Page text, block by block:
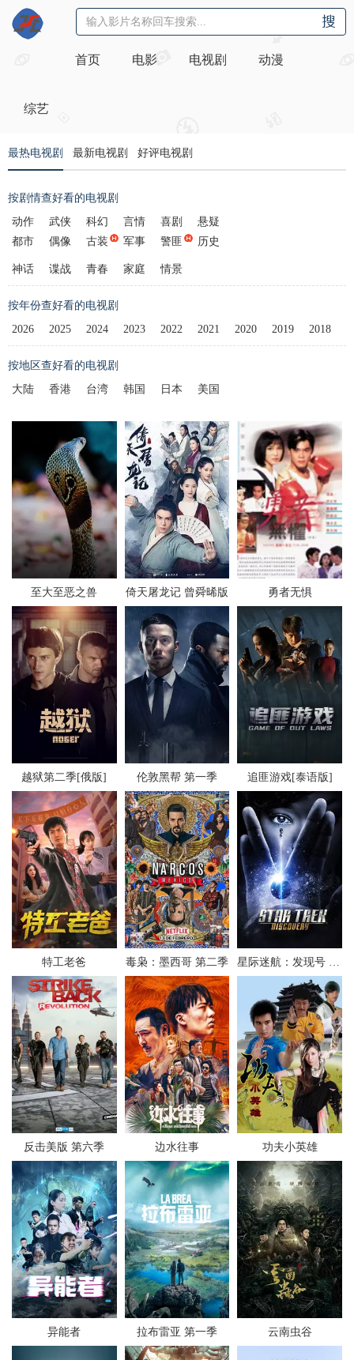
首页 电影 电视剧 动漫
综艺
最热电视剧 最新电视剧 好评电视剧
按剧情查好看的电视剧
动作
武侠 科幻 言情 喜剧
悬疑
都市
偶像 古装 军事 警匪 历史
神话 谍战 青春 家庭 情景
按年份查好看的电视剧
2026
2025 2024 2023 2022 2021 2020 2019 2018
按地区查好看的电视剧
大陆
香港 台湾 韩国 日本 美国
至大至恶之兽 倚天屠龙记 曾舜晞版 勇者无惧
越狱第二季[俄版] 伦敦黑帮 第一季 追匪游戏[泰语版]
特工老爸 毒枭：墨西哥 第二季
反击美版 第六季 边水往事 功夫小英雄
异能者 拉布雷亚 第一季 云南虫谷